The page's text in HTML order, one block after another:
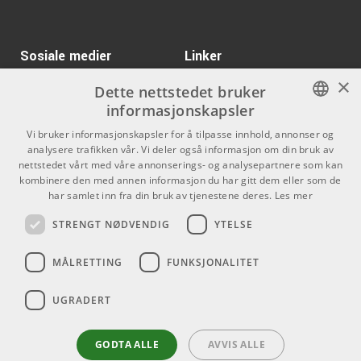
Pulsar Modular P915
ARTIKKELNUMMER 1093426
Pace iLok 3 USB-C
ARTIKKELNUMMER 1071939
Kr 983/stk
ARTIKKELNUMMER 1098220
Kr 1390/stk
Sosiale medier Linker
Om Oss
Kontakt oss
Kjøpsvilkår
Butikken
Varemerker
0555 Oslo
NORWEGIAN
×
Dette nettstedet bruker
informasjonskapsler
Vi bruker informasjonskapsler for å tilpasse innhold, annonser og
analysere trafikken vår. Vi deler også informasjon om din bruk av
nettstedet vårt med våre annonserings- og analysepartnere som kan
kombinere den med annen informasjon du har gitt dem eller som de
har samlet inn fra din bruk av tjenestene deres. Les mer
STRENGT NØDVENDIG YTELSE
MÅLRETTING FUNKSJONALITET
UGRADERT
GODTA ALLE AVVIS ALLE